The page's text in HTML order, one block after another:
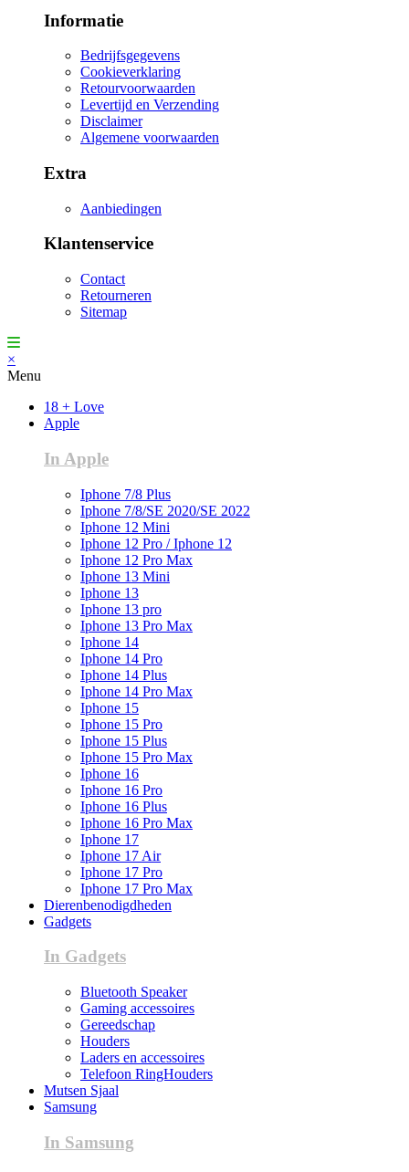
Informatie
Bedrijfsgegevens
Cookieverklaring
Retourvoorwaarden
Levertijd en Verzending
Disclaimer
Algemene voorwaarden
Extra
Aanbiedingen
Klantenservice
Contact
Retourneren
Sitemap
×
Menu
18 + Love
Apple
In Apple
Iphone 7/8 Plus
Iphone 7/8/SE 2020/SE 2022
Iphone 12 Mini
Iphone 12 Pro / Iphone 12
Iphone 12 Pro Max
Iphone 13 Mini
Iphone 13
Iphone 13 pro
Iphone 13 Pro Max
Iphone 14
Iphone 14 Pro
Iphone 14 Plus
Iphone 14 Pro Max
Iphone 15
Iphone 15 Pro
Iphone 15 Plus
Iphone 15 Pro Max
Iphone 16
Iphone 16 Pro
Iphone 16 Plus
Iphone 16 Pro Max
Iphone 17
Iphone 17 Air
Iphone 17 Pro
Iphone 17 Pro Max
Dierenbenodigdheden
Gadgets
In Gadgets
Bluetooth Speaker
Gaming accessoires
Gereedschap
Houders
Laders en accessoires
Telefoon RingHouders
Mutsen Sjaal
Samsung
In Samsung